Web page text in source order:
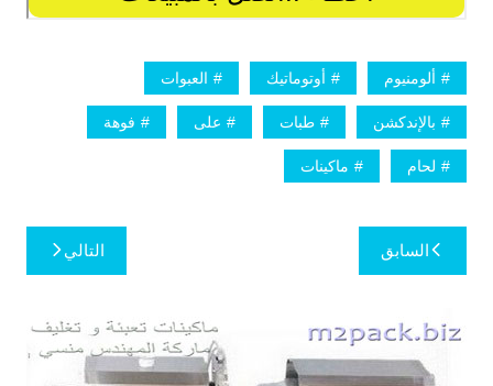
ألومنيوم أوتوماتيك العبوات
بالإندكشن طبات على فوهة
لحام ماكينات
تصفّح
المقالات
السابق التالي